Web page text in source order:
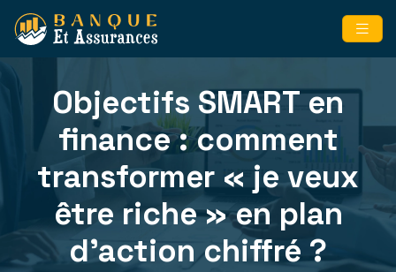
Objectifs SMART en
finance : comment
transformer « je veux
être riche » en plan
d’action chiffré ?